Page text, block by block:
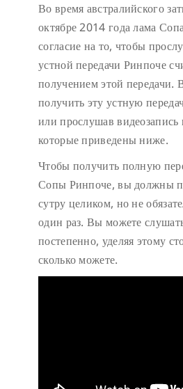
Во время австралийского
октябре 2014 года лама
согласие на то, чтобы
устной передачи Ринпоче
получением этой передачи.
получить эту устную
или прослушав видеозапись
которые приведены ниже.
Чтобы получить полную
Сопы Ринпоче, вы должны
сутру целиком, но не
один раз. Вы можете
постепенно, уделяя этому
сколько можете.